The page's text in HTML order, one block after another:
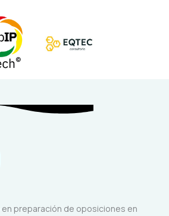
preparación de oposiciones en